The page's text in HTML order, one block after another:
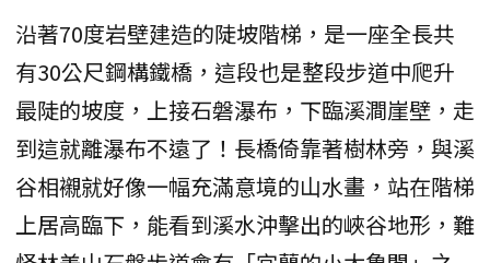
沿著70度岩壁建造的陡坡階梯，是一座全長共
有30公尺鋼構鐵橋，這段也是整段步道中爬升
最陡的坡度，上接石磐瀑布，下臨溪澗崖壁，走
到這就離瀑布不遠了！長橋倚靠著樹林旁，與溪
谷相襯就好像一幅充滿意境的山水畫，站在階梯
上居高臨下，能看到溪水沖擊出的峽谷地形，難